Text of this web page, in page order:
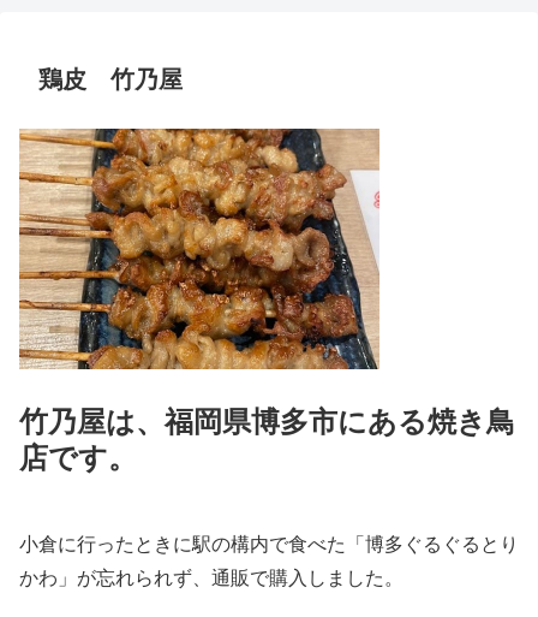
鶏皮 竹乃屋
竹乃屋は、福岡県博多市にある焼き鳥
店です。
小倉に行ったときに駅の構内で食べた「博多ぐるぐるとり
かわ」が忘れられず、通販で購入しました。